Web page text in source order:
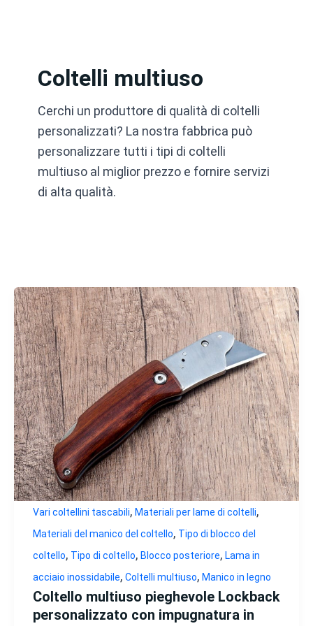
Coltelli multiuso
Cerchi un produttore di qualità di coltelli
personalizzati? La nostra fabbrica può
personalizzare tutti i tipi di coltelli
multiuso al miglior prezzo e fornire servizi
di alta qualità.
Vari coltellini tascabili, Materiali per lame di coltelli,
Materiali del manico del coltello, Tipo di blocco del
coltello, Tipo di coltello, Blocco posteriore, Lama in
acciaio inossidabile, Coltelli multiuso, Manico in legno
Coltello multiuso pieghevole Lockback
personalizzato con impugnatura in